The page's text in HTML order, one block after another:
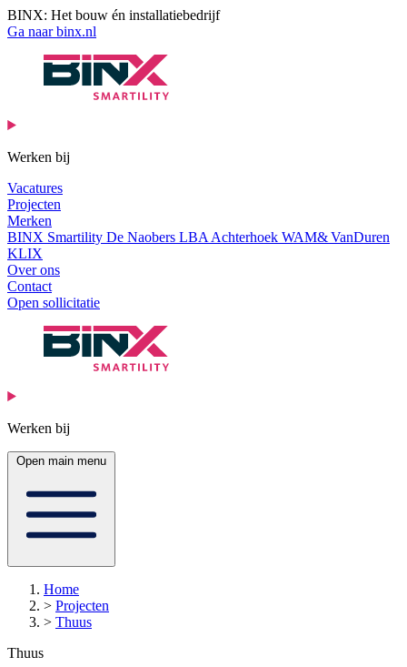
BINX: Het bouw én installatiebedrijf
Ga naar binx.nl
Werken bij
Vacatures
Projecten
Merken
BINX Smartility De Naobers LBA Achterhoek WAM& VanDuren
KLIX
Over ons
Contact
Open sollicitatie
Werken bij
Open main menu
Home
> Projecten
> Thuus
Thuus